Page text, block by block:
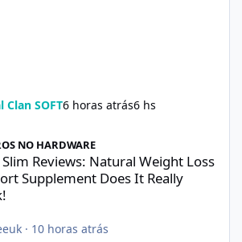
Clan SOFT6 horas atrás6 hs
Natural Weight Loss Support Supplement
NO HARDWARE
Slim Reviews: Natural Weight Loss
Supplement Does It Really
· 10 horas atrás